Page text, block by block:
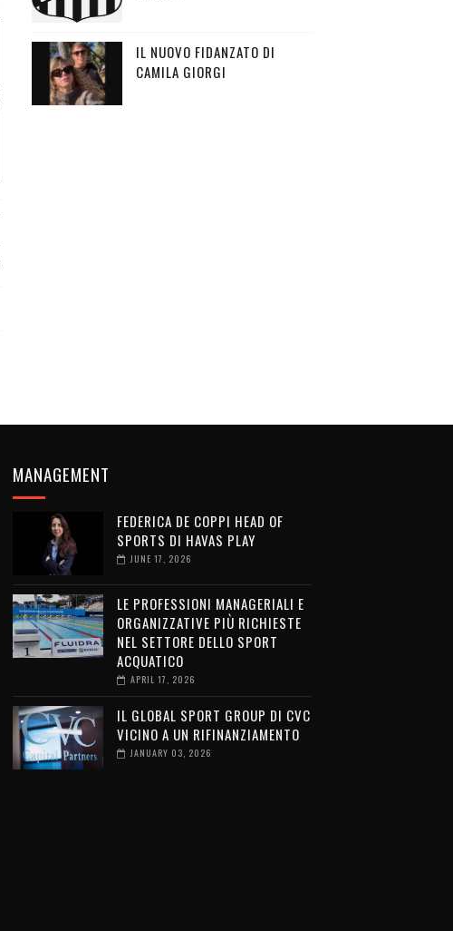
IL NUOVO FIDANZATO DI
CAMILA GIORGI
MANAGEMENT
FEDERICA DE COPPI HEAD OF
SPORTS DI HAVAS PLAY
JUNE 17, 2026
LE PROFESSIONI MANAGERIALI E
ORGANIZZATIVE PIÙ RICHIESTE
NEL SETTORE DELLO SPORT
ACQUATICO
APRIL 17, 2026
IL GLOBAL SPORT GROUP DI CVC
VICINO A UN RIFINANZIAMENTO
JANUARY 03, 2026